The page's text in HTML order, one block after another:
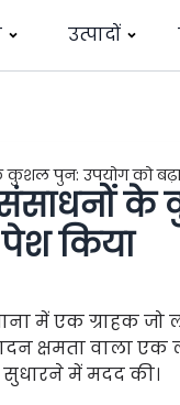
उत्पादों
पुन: उपयोग को
के
किया
में एक ग्राहक
क्षमता वाला
सुधारने में मदद की।